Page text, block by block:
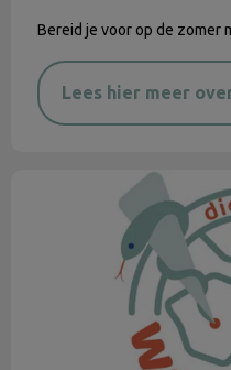
Bereid je voor op de zomer
Lees hier meer
Nieuwsbrief mei 2023